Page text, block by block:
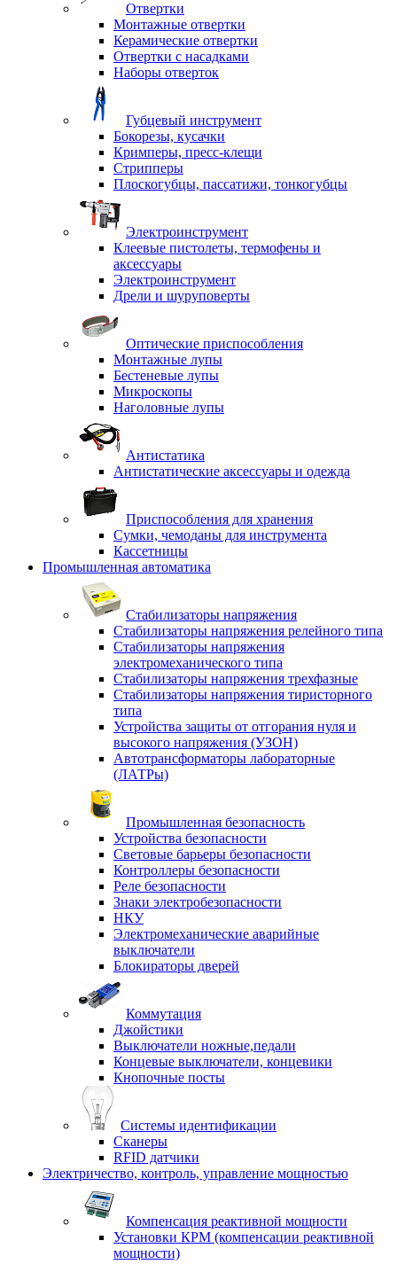
Отвертки
Монтажные отвертки
Керамические отвертки
Отвертки с насадками
Наборы отверток
Губцевый инструмент
Бокорезы, кусачки
Кримперы, пресс-клещи
Стрипперы
Плоскогубцы, пассатижи, тонкогубцы
Электроинструмент
Клеевые пистолеты, термофены и
аксессуары
Электроинструмент
Дрели и шуруповерты
Оптические приспособления
Монтажные лупы
Бестеневые лупы
Микроскопы
Наголовные лупы
Антистатика
Антистатические аксессуары и одежда
Приспособления для хранения
Сумки, чемоданы для инструмента
Кассетницы
Промышленная автоматика
Стабилизаторы напряжения
Стабилизаторы напряжения релейного типа
Стабилизаторы напряжения
электромеханического типа
Стабилизаторы напряжения трехфазные
Стабилизаторы напряжения тиристорного
типа
Устройства защиты от отгорания нуля и
высокого напряжения (УЗОН)
Автотрансформаторы лабораторные
(ЛАТРы)
Промышленная безопасность
Устройства безопасности
Световые барьеры безопасности
Контроллеры безопасности
Реле безопасности
Знаки электробезопасности
НКУ
Электромеханические аварийные
выключатели
Блокираторы дверей
Коммутация
Джойстики
Выключатели ножные,педали
Концевые выключатели, концевики
Кнопочные посты
Системы идентификации
Сканеры
RFID датчики
Электричество, контроль, управление мощностью
Компенсация реактивной мощности
Установки КРМ (компенсации реактивной
мощности)